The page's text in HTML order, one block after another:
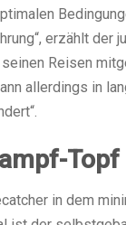
erzählt der
Reisen
allerdings in
Topf
in dem